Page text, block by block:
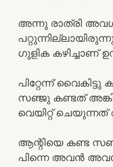
അന്നു രാത്രി
ഗുളിക കഴിച്ചാണ്
പിറ്റേന്ന്
സഞ്ജു കണ്ടത്
വെയിറ്റ്
ആന്റിയെ കണ്ട
പിന്നെ അവൻ